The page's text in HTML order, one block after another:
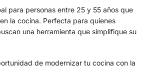
para personas entre 25 y 55 años que
la cocina. Perfecta para quienes
una herramienta que simplifique su
de modernizar tu cocina con la